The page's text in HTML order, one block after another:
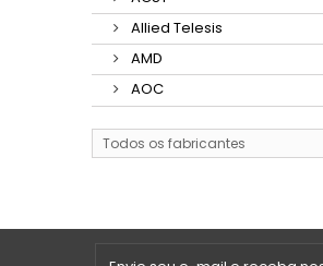
Allied Telesis
AMD
AOC
Todos os fabricantes